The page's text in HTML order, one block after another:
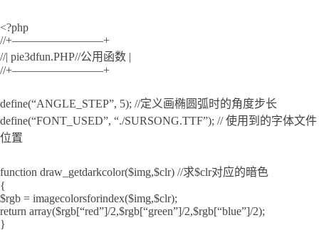
<?php
//+————————+
//| pie3dfun.PHP//公用函数 |
//+————————+
define(“ANGLE_STEP”, 5); //定义画椭圆弧时的角度步长
define(“FONT_USED”, “./SURSONG.TTF”); // 使用到的字体文件
位置
function draw_getdarkcolor($img,$clr) //求$clr对应的暗色
{
$rgb = imagecolorsforindex($img,$clr);
return array($rgb[“red”]/2,$rgb[“green”]/2,$rgb[“blue”]/2);
}